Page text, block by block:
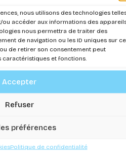
nous utilisons des technologies
accéder aux informations des
nous permettra de traiter des
de navigation ou les ID uniques sur ce
de retirer son consentement peut
et fonctions.
Accepter
Refuser
préférences
Politique de confidentialité
AJUSTABLE
pour voir les prix